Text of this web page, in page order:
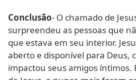
Conclusão- O chamado de
surpreendeu as pessoas que
que estava em seu interior.
aberto e disponível para Deus,
impactou seus amigos íntimos.